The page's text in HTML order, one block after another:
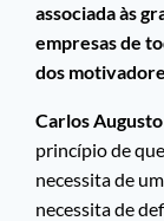
associada às
empresas de
dos
Carlos
princípio de
necessita de
necessita de